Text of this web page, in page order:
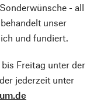
- all
unser
und fundiert.
Freitag unter der
jederzeit unter